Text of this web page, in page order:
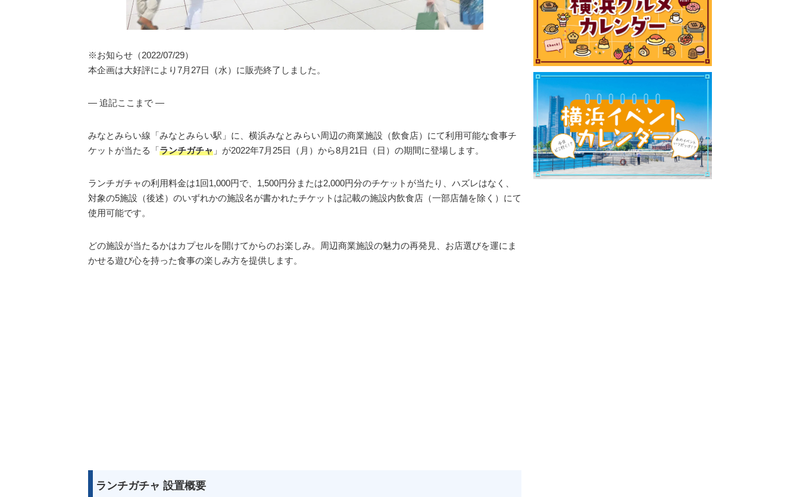
※お知らせ（2022/07/29）
本企画は大好評により7月27日（水）に販売終了しました。
— 追記ここまで —
みなとみらい線「みなとみらい駅」に、横浜みなとみらい周辺の商業施設（飲食店）にて利用可能な食事チ
ケットが当たる「ランチガチャ 」が2022年7月25日（月）から8月21日（日）の期間に登場します。
ランチガチャの利用料金は1回1,000円で、1,500円分または2,000円分のチケットが当たり、ハズレはなく、
対象の5施設（後述）のいずれかの施設名が書かれたチケットは記載の施設内飲食店（一部店舗を除く）にて
使用可能です。
どの施設が当たるかはカプセルを開けてからのお楽しみ。周辺商業施設の魅力の再発見、お店選びを運にま
かせる遊び心を持った食事の楽しみ方を提供します。
ランチガチャ 設置概要